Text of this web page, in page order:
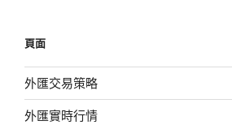
字:
頁面
外匯交易策略
外匯實時行情